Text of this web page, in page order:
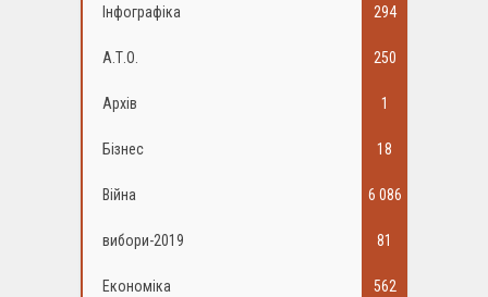
Інфографіка 294
А.Т.О. 250
Архів 1
Бізнес 18
Війна 6 086
вибори-2019 81
Економіка 562